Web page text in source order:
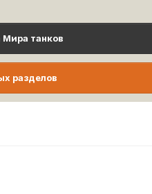
танков
разделов